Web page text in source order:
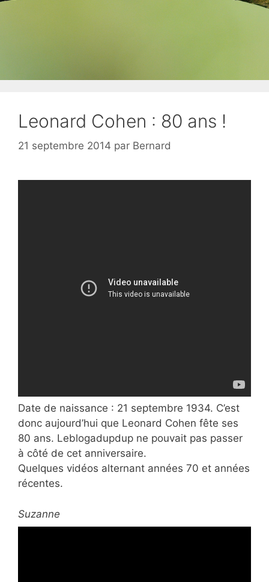
Leonard Cohen : 80 ans !
21 septembre 2014 par Bernard
Date de naissance : 21 septembre 1934. C’est
donc aujourd’hui que Leonard Cohen fête ses
80 ans. Leblogadupdup ne pouvait pas passer
à côté de cet anniversaire.
Quelques vidéos alternant années 70 et années
récentes.
Suzanne